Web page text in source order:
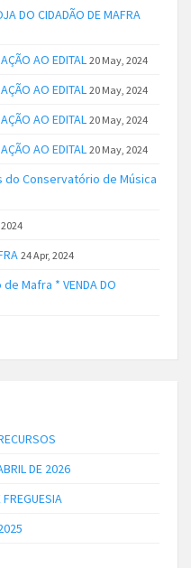
DO CIDADÃO DE MAFRA
AO EDITAL20 May, 2024
AO EDITAL20 May, 2024
AO EDITAL20 May, 2024
AO EDITAL20 May, 2024
Conservatório de Música
24 Apr, 2024
Mafra * VENDA DO
DE 2026